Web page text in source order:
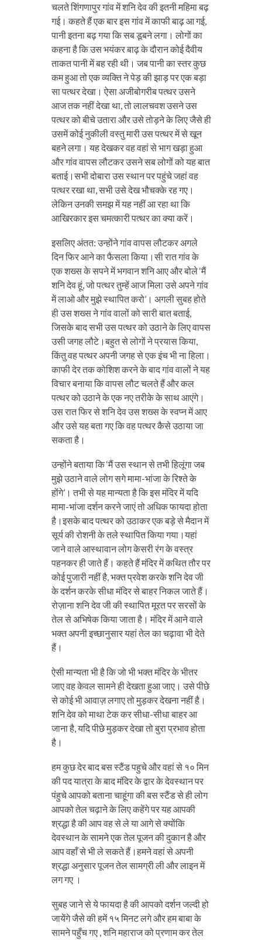
चलते शिंगणापुर गांव में शनि देव की इतनी महिमा बढ़
गई। कहते हैं एक बार इस गांव में काफी बाढ़ आ गई,
पानी इतना बढ़ गया कि सब डूबने लगा। लोगों का
कहना है कि उस भयंकर बाढ़ के दौरान कोई दैवीय
ताकत पानी में बह रही थी। जब पानी का स्तर कुछ
कम हुआ तो एक व्यक्ति ने पेड़ की झाड़ पर एक बड़ा
सा पत्थर देखा। ऐसा अजीबोगरीब पत्थर उसने
आज तक नहीं देखा था, तो लालचवश उसने उस
पत्थर को बीचे उतारा और उसे तोड़ने के लिए जैसे ही
उसमें कोई नुकीली वस्तु मारी उस पत्थर में से खून
बहने लगा। यह देखकर वह वहां से भाग खड़ा हुआ
और गांव वापस लौटकर उसने सब लोगों को यह बात
बताई।सभी दोबारा उस स्थान पर पहुंचे जहां वह
पत्थर रखा था, सभी उसे देख भौचक्के रह गए।
लेकिन उनकी समझ में यह नहीं आ रहा था कि
आखिरकार इस चमत्कारी पत्थर का क्या करें।
इसलिए अंतत: उन्होंने गांव वापस लौटकर अगले
दिन फिर आने का फैसला किया।सी रात गांव के
एक शख्स के सपने में भगवान शनि आए और बोले ‘मैं
शनि देव हूं, जो पत्थर तुम्हें आज मिला उसे अपने गांव
में लाओ और मुझे स्थापित करो’। अगली सुबह होते
ही उस शख्स ने गांव वालों को सारी बात बताई,
जिसके बाद सभी उस पत्थर को उठाने के लिए वापस
उसी जगह लौटे।बहुत से लोगों ने प्रयास किया,
किंतु वह पत्थर अपनी जगह से एक इंच भी ना हिला।
काफी देर तक कोशिश करने के बाद गांव वालों ने यह
विचार बनाया कि वापस लौट चलते हैं और कल
पत्थर को उठाने के एक नए तरीके के साथ आएंगे।
उस रात फिर से शनि देव उस शख्स के स्वप्न में आए
और उसे यह बता गए कि वह पत्थर कैसे उठाया जा
सकता है।
उन्होंने बताया कि ‘मैं उस स्थान से तभी हिलूंगा जब
मुझे उठाने वाले लोग सगे मामा-भांजा के रिश्ते के
होंगे’। तभी से यह मान्यता है कि इस मंदिर में यदि
मामा-भांजा दर्शन करने जाएं तो अधिक फायदा होता
है।इसके बाद पत्थर को उठाकर एक बड़े से मैदान में
सूर्य की रोशनी के तले स्थापित किया गया।यहां
जाने वाले आस्थावान लोग केसरी रंग के वस्त्र
पहनकर ही जाते हैं। कहते हैं मंदिर में कथित तौर पर
कोई पुजारी नहीं है, भक्त प्रवेश करके शनि देव जी
के दर्शन करके सीधा मंदिर से बाहर निकल जाते हैं।
रोज़ाना शनि देव जी की स्थापित मूरत पर सरसों के
तेल से अभिषेक किया जाता है। मंदिर में आने वाले
भक्त अपनी इच्छानुसार यहां तेल का चढ़ावा भी देते
हैं।
ऐसी मान्यता भी है कि जो भी भक्त मंदिर के भीतर
जाए वह केवल सामने ही देखता हुआ जाए। उसे पीछे
से कोई भी आवाज़ लगाए तो मुड़कर देखना नहीं है।
शनि देव को माथा टेक कर सीधा-सीधा बाहर आ
जाना है, यदि पीछे मुड़कर देखा तो बुरा प्रभाव होता
है।
हम कुछ देर बाद बस स्टैंड पहुचे और वहां से १० मिन
की पद यात्रा के बाद मंदिर के द्वार के देवस्थान पर
पंहुचे आपको बताना चाहूंगा की बस स्टैंड से ही लोग
आपको तेल चढ़ाने के लिए कहेंगे पर यह आपकी
श्रद्धा है की आप वह से ले या आगे से क्योंकि
देवस्थान के सामने एक तेल पूजन की दुकान है और
आप वहाँ से भी ले सकते हैं।हमने वहां से अपनी
श्रद्धा अनुसार पूजन तेल सामग्री ली और लाइन में
लग गए ।
सुबह जाने से ये फायदा है की आपको दर्शन जल्दी हो
जायेंगे जैसे की हमें १५ मिनट लगे और हम बाबा के
सामने पहुँच गए , शनि महाराज को प्रणाम कर तेल